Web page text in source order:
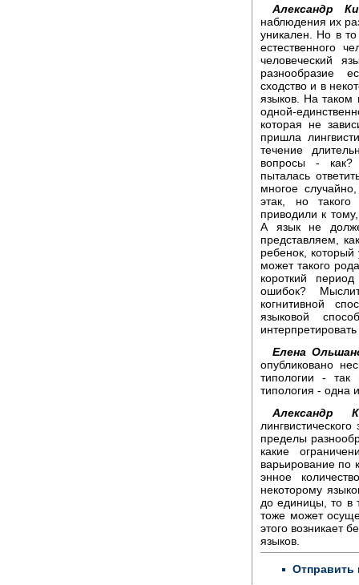
Александр
наблюдения их
уникален. Но в
естественного
человеческий
разнообразие
сходство и в
языков. На таком
одной-
которая не
пришла
течение
вопросы - как?
пыталась
многое
этак, но
приводили к
А язык не
представляем,
ребенок, который
может такого
короткий
ошибок?
когнитивной
языковой
Елена
опубликовано
типологии - так
типология - одна
Александр
пределы
какие
варьирование по
энное
некоторому
до единицы, то в
тоже может
этого возникает
языков.
Отправить